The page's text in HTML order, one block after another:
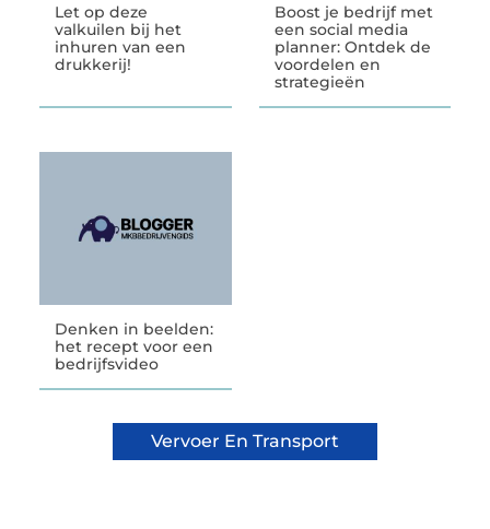
Let op deze
valkuilen bij het
inhuren van een
drukkerij!
Boost je bedrijf met
een social media
planner: Ontdek de
voordelen en
strategieën
Denken in beelden:
het recept voor een
bedrijfsvideo
Vervoer En Transport